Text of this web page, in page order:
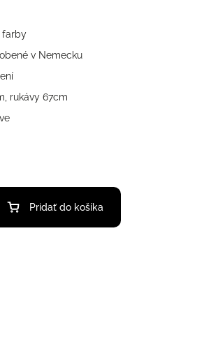
farby
v Nemecku
rukávy 67cm
Pridať do košíka